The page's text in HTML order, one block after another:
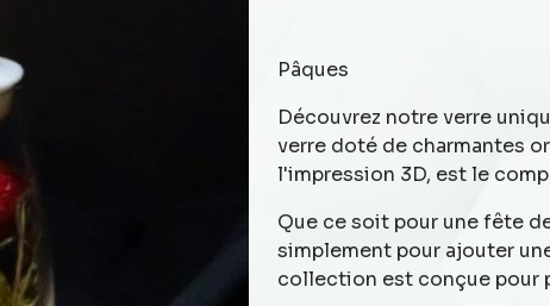
Pâques
Découvrez notre verre
verre doté de charmantes
l'impression 3D, est le
Que ce soit pour une fête
simplement pour ajouter
collection est conçue pour